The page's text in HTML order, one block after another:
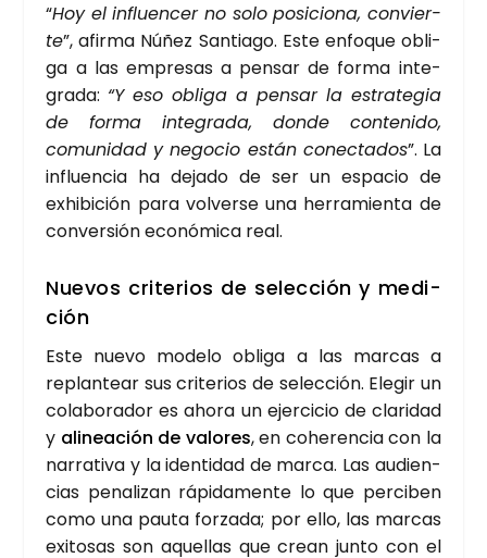
“Hoy el influen­cer no solo posi­cio­na, con­vier­
te”, afir­ma Núñez San­tia­go. Este enfo­que obli­
ga a las empre­sas a pen­sar de for­ma inte­
gra­da: “Y eso obli­ga a pen­sar la estra­te­gia
de for­ma inte­gra­da, don­de con­te­ni­do,
comu­ni­dad y nego­cio están conec­ta­dos”. La
influen­cia ha deja­do de ser un espa­cio de
exhi­bi­ción para vol­ver­se una herra­mien­ta de
con­ver­sión eco­nó­mi­ca real.
Nue­vos cri­te­rios de selec­ción y medi­
ción
Este nue­vo mode­lo obli­ga a las mar­cas a
replan­tear sus cri­te­rios de selec­ción. Ele­gir un
cola­bo­ra­dor es aho­ra un ejer­ci­cio de cla­ri­dad
y ali­nea­ción de valo­res, en cohe­ren­cia con la
narra­ti­va y la iden­ti­dad de mar­ca. Las audien­
cias pena­li­zan rápi­da­men­te lo que per­ci­ben
como una pau­ta for­za­da; por ello, las mar­cas
exi­to­sas son aque­llas que crean jun­to con el